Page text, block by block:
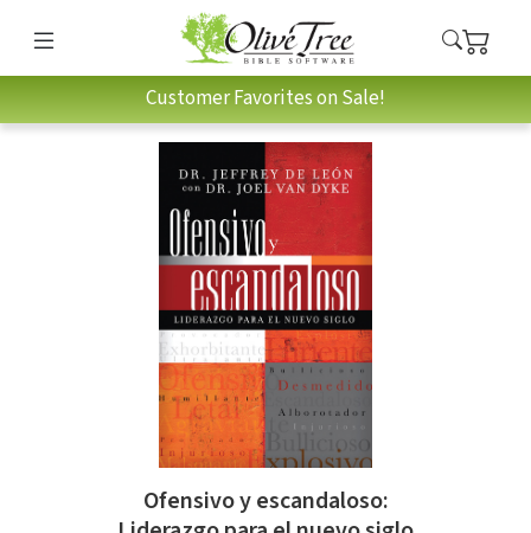
Customer Favorites on Sale!
Ofensivo y escandaloso: